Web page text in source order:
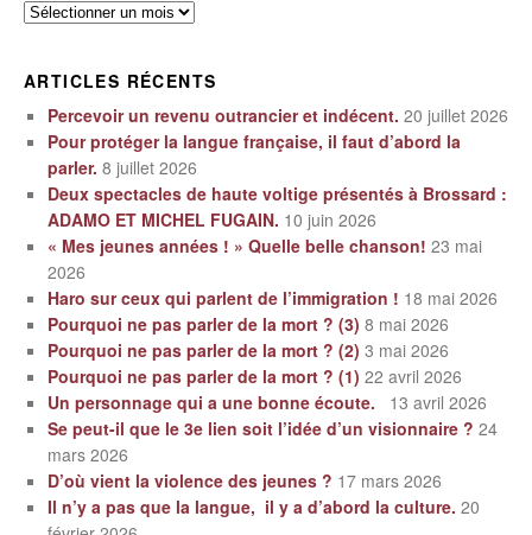
Archives
ARTICLES RÉCENTS
Percevoir un revenu outrancier et indécent. 20 juillet 2026
Pour protéger la langue française, il faut d’abord la
parler. 8 juillet 2026
Deux spectacles de haute voltige présentés à Brossard :
ADAMO ET MICHEL FUGAIN. 10 juin 2026
« Mes jeunes années ! » Quelle belle chanson! 23 mai
2026
Haro sur ceux qui parlent de l’immigration ! 18 mai 2026
Pourquoi ne pas parler de la mort ? (3) 8 mai 2026
Pourquoi ne pas parler de la mort ? (2) 3 mai 2026
Pourquoi ne pas parler de la mort ? (1) 22 avril 2026
Un personnage qui a une bonne écoute.
13 avril 2026
Se peut-il que le 3e lien soit l’idée d’un visionnaire ? 24
mars 2026
D’où vient la violence des jeunes ? 17 mars 2026
Il n’y a pas que la langue, il y a d’abord la culture. 20